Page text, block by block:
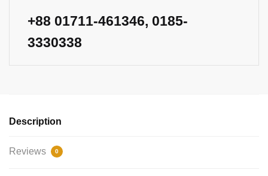
+88 01711-461346, 0185-
3330338
Description
Reviews 0